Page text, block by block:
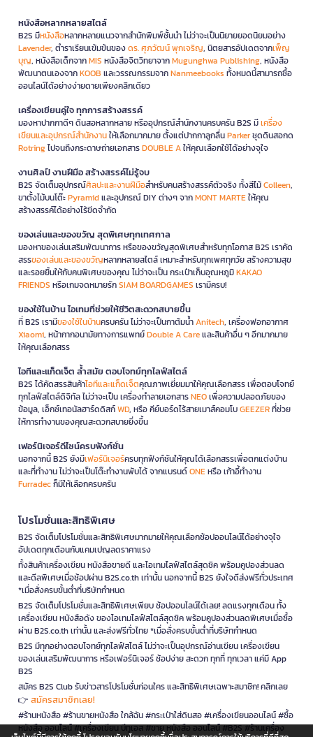
หนังสือหลากหลายสไตล์
B2S มีหนังสือหลากหลายแนวจากสำนักพิมพ์ชั้นนำ ไม่ว่าจะเป็นนิยายยอดนิยมอย่าง
Lavender, ตำราเรียนเข้มข้นของดร. ศุภวัฒน์ พุกเจริญ, นิตยสารอัปเดตจากเพ็ญ
บุญ, หนังสือเด็กจากMIS หนังสือจิตวิทยาจากMugunghwa Publishing, หนังสือ
พัฒนาตนเองจากKOOB และวรรณกรรมจากNanmeebooks ทั้งหมดนี้สามารถซื้อ
ออนไลน์ได้อย่างง่ายดายเพียงคลิกเดียว
เครื่องเขียนคู่ใจ ทุกการสร้างสรรค์
มองหาปากกาดีๆ ดินสอหลากหลาย หรืออุปกรณ์สำนักงานครบครัน B2S มีเครื่อง
เขียนและอุปกรณ์สำนักงานให้เลือกมากมาย ตั้งแต่ปากกาลูกลื่นParkerชุดดินสอกด
Rotringไปจนถึงกระดาษถ่ายเอกสารDOUBLE Aให้คุณเลือกใช้ได้อย่างจุใจ
งานศิลป์ งานฝีมือ สร้างสรรค์ไม่รู้จบ
B2S จัดเต็มอุปกรณ์ศิลปะและงานฝีมือสำหรับคนสร้างสรรค์ตัวจริง ทั้งสีไม้Colleen,
ขาตั้งไม้บนโต๊ะPyramidและอุปกรณ์ DIY ต่างๆ จากMONT MARTEให้คุณ
สร้างสรรค์ได้อย่างไร้ขีดจำกัด
ของเล่นและของขวัญ สุดพิเศษทุกเทศกาล
มองหาของเล่นเสริมพัฒนาการ หรือของขวัญสุดพิเศษสำหรับทุกโอกาส B2S เราคัด
สรรของเล่นและของขวัญหลากหลายสไตล์ เหมาะสำหรับทุกเพศทุกวัย สร้างความสุข
และรอยยิ้มให้กับคนพิเศษของคุณ ไม่ว่าจะเป็น กระเป๋าเก็บอุณหภูมิKAKAO
FRIENDS หรือเกมจดหมายรักSIAM BOARDGAMES เรามีครบ!
ของใช้ในบ้าน ไอเทมที่ช่วยให้ชีวิตสะดวกสบายขึ้น
ที่ B2S เรามีของใช้ในบ้านครบครัน ไม่ว่าจะเป็นกาต้มน้ำAnitech, เครื่องฟอกอากาศ
Xiaomi, หน้ากากอนามัยทางการแพทย์Double A Careและสินค้าอื่น ๆ อีกมากมาย
ให้คุณเลือกสรร
ไอทีและแก็ดเจ็ต ล้ำสมัย ตอบโจทย์ทุกไลฟ์สไตล์
B2S ได้คัดสรรสินค้าไอทีและแก็ดเจ็ตคุณภาพเยี่ยมมาให้คุณเลือกสรร เพื่อตอบโจทย์
ทุกไลฟ์สไตล์ดิจิทัล ไม่ว่าจะเป็น เครื่องทำลายเอกสารNEOเพื่อความปลอดภัยของ
ข้อมูล, เอ็กซ์เทอนัลฮาร์ดดิสก์WD, หรือ คีย์บอร์ดไร้สายเมาส์คอมโบGEEZERที่ช่วย
ให้การทำงานของคุณสะดวกสบายยิ่งขึ้น
เฟอร์นิเจอร์ดีไซน์ครบฟังก์ชั่น
นอกจากนี้ B2S ยังมีเฟอร์นิเจอร์ครบทุกฟังก์ชันให้คุณได้เลือกสรรเพื่อตกแต่งบ้าน
และที่ทำงาน ไม่ว่าจะเป็นโต๊ะทำงานพับได้ จากแบรนด์ONEหรือ เก้าอี้ทำงาน
Furradecก็มีให้เลือกครบครัน
โปรโมชั่นและสิทธิพิเศษ
B2S จัดเต็มโปรโมชั่นและสิทธิพิเศษมากมายให้คุณเลือกช้อปออนไลน์ได้อย่างจุใจ
อัปเดตทุกเดือนกับแคมเปญลดราคาแรง
ทั้งสินค้าเครื่องเขียน หนังสือขายดี และไอเทมไลฟ์สไตล์สุดชิค พร้อมคูปองส่วนลด
และดีลพิเศษเมื่อช้อปผ่าน B2S.co.th เท่านั้น นอกจากนี้ B2S ยังใจดีส่งฟรีทั่วประเทศ
*เมื่อสั่งครบขั้นต่ำที่บริษัทกำหนด
B2S จัดเต็มโปรโมชั่นและสิทธิพิเศษเพียบ ช้อปออนไลน์ได้เลย! ลดแรงทุกเดือน ทั้ง
เครื่องเขียน หนังสือดัง ของไอเทมไลฟ์สไตล์สุดชิค พร้อมคูปองส่วนลดพิเศษเมื่อซื้อ
ผ่าน B2S.co.th เท่านั้น และส่งฟรีทั่วไทย *เมื่อสั่งครบขั้นต่ำที่บริษัทกำหนด
B2S มีทุกอย่างตอบโจทย์ทุกไลฟ์สไตล์ ไม่ว่าจะเป็นอุปกรณ์อ่านเขียน เครื่องเขียน
ของเล่นเสริมพัฒนาการ หรือเฟอร์นิเจอร์ ช้อปง่าย สะดวก ทุกที่ ทุกเวลา แค่มี App
B2S
สมัคร B2S Club รับข่าวสารโปรโมชั่นก่อนใคร และสิทธิพิเศษเฉพาะสมาชิก! คลิกเลย
👉 สมัครสมาชิกเลย!
#ร้านหนังสือ #ร้านขายหนังสือ ใกล้ฉัน #กระเป๋าใส่ดินสอ #เครื่องเขียนออนไลน์ #ซื้อ
หนังสือ ออนไลน์ #เครื่องเขียน บีทูเอส #ขาย หนังสือ ออนไลน์ #B2S #ร้านเครื่อง